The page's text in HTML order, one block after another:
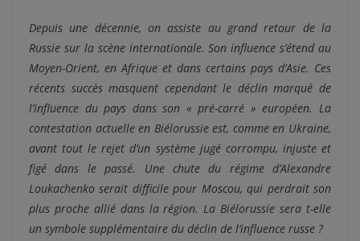
Depuis une décennie, on assiste au grand retour de la
Russie sur la scène internationale. Son influence s’étend au
Moyen-Orient, en Afrique et dans certains pays d’Asie. Ces
récents succès masquent cependant le déclin marqué de
l’influence du pays dans son « pré-carré » européen. La
contestation actuelle en Biélorussie est, comme en Ukraine,
avant tout le rejet d’un système jugé corrompu, injuste et
figé dans le passé. Une chute du régime d’Alexandre
Loukachenko serait difficile pour Moscou, qui perdrait son
plus proche allié dans la région. La Biélorussie sera t-elle
un symbole supplémentaire du déclin de l’influence russe ?